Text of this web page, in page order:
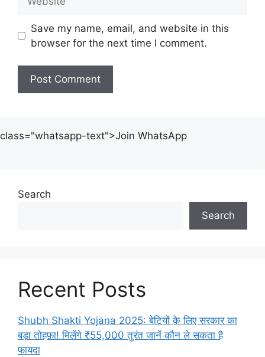
Save my name, email, and website in this
browser for the next time I comment.
class="whatsapp-text">Join WhatsApp
Search
Search
Recent Posts
Shubh Shakti Yojana 2025: बेटियों के लिए सरकार का
बड़ा तोहफ़ा! मिलेंगे ₹55,000 तुरंत जानें कौन ले सकता है
फायदा